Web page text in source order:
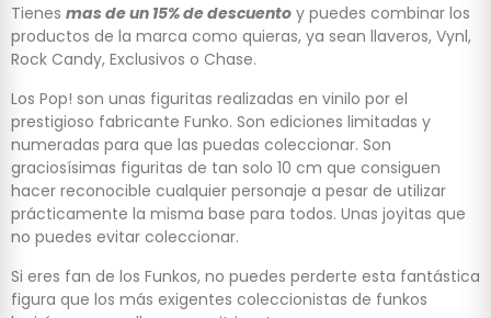
Tienes mas de un 15% de descuento y puedes combinar los
productos de la marca como quieras, ya sean llaveros, Vynl,
Rock Candy, Exclusivos o Chase.
Los Pop! son unas figuritas realizadas en vinilo por el
prestigioso fabricante Funko. Son ediciones limitadas y
numeradas para que las puedas coleccionar. Son
graciosísimas figuritas de tan solo 10 cm que consiguen
hacer reconocible cualquier personaje a pesar de utilizar
prácticamente la misma base para todos. Unas joyitas que
no puedes evitar coleccionar.
Si eres fan de los Funkos, no puedes perderte esta fantástica
figura que los más exigentes coleccionistas de funkos